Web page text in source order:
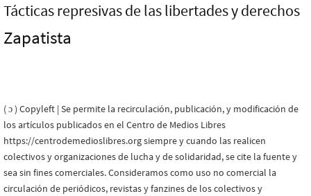
Tácticas represivas de las libertades y derechos
Zapatista
( ɔ ) Copyleft | Se permite la recirculación, publicación, y modificación de
los artículos publicados en el Centro de Medios Libres
https://centrodemedioslibres.org siempre y cuando las realicen
colectivos y organizaciones de lucha y de solidaridad, se cite la fuente y
sea sin fines comerciales. Consideramos como uso no comercial la
circulación de periódicos, revistas y fanzines de los colectivos y